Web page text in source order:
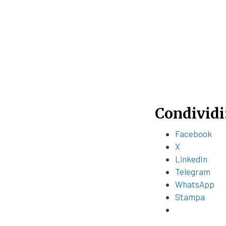
Facebook
X
LinkedIn
Telegram
WhatsApp
Stampa